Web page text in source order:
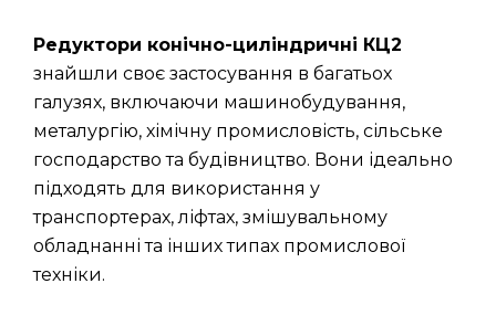
Редуктори конічно-циліндричні КЦ2
знайшли своє застосування в багатьох
галузях, включаючи машинобудування,
металургію, хімічну промисловість, сільське
господарство та будівництво. Вони ідеально
підходять для використання у
транспортерах, ліфтах, змішувальному
обладнанні та інших типах промислової
техніки.